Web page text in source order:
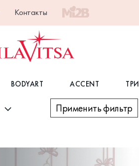
Контакты
BODYART ACCENT
Применить фильтр